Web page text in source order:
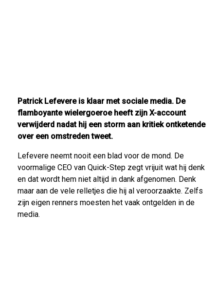
Patrick Lefevere is klaar met sociale media. De
flamboyante wielergoeroe heeft zijn X-account
verwijderd nadat hij een storm aan kritiek ontketende
over een omstreden tweet.
Lefevere neemt nooit een blad voor de mond. De
voormalige CEO van Quick-Step zegt vrijuit wat hij denk
en dat wordt hem niet altijd in dank afgenomen. Denk
maar aan de vele relletjes die hij al veroorzaakte. Zelfs
zijn eigen renners moesten het vaak ontgelden in de
media.